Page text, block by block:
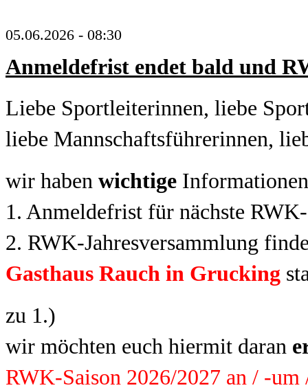
05.06.2026 - 08:30
Anmeldefrist endet bald und
Liebe Sportleiterinnen, liebe
liebe Mannschaftsführerinnen,
wir haben wichtige
1. Anmeldefrist für nächste
2. RWK-Jahresversammlung
Gasthaus Rauch in Grucking
zu 1.)
wir möchten euch hiermit daran
RWK-Saison 2026/2027 an / -um